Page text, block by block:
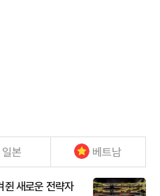
일본 베트남
새로운 전략자